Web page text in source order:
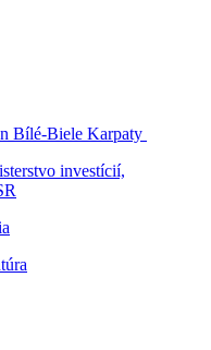
Bílé-Biele Karpaty
investícií,